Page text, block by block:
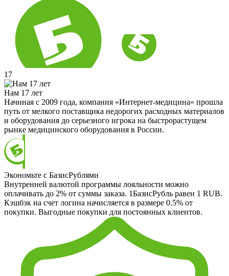
17
Нам 17 лет
Начиная с 2009 года, компания «Интернет-медицина» прошла
путь от мелкого поставщика недорогих расходных материалов
и оборудования до серьезного игрока на быстрорастущем
рынке медицинского оборудования в России.
Экономьте с БазисРублями
Внутренней валютой программы лояльности можно
оплачивать до 2% от суммы заказа. 1БазисРубль равен 1 RUB.
Кэшбэк на счет логина начисляется в размере 0.5% от
покупки. Выгодные покупки для постоянных клиентов.